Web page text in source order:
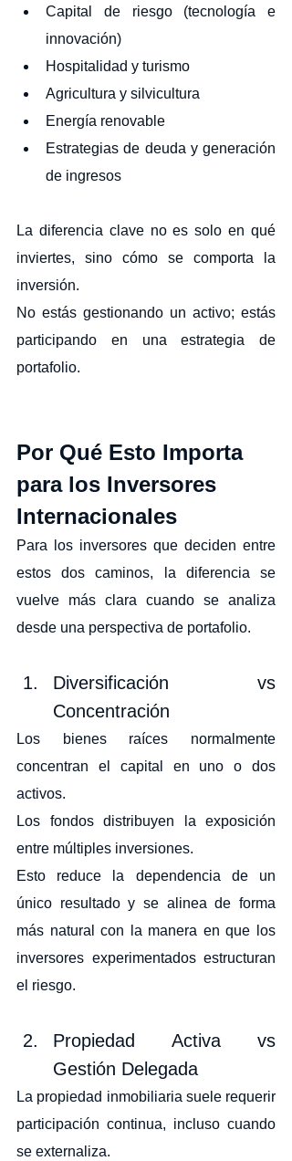
Capital de riesgo (tecnología e
innovación)
Hospitalidad y turismo
Agricultura y silvicultura
Energía renovable
Estrategias de deuda y generación
de ingresos
La diferencia clave no es solo en qué
inviertes, sino cómo se comporta la
inversión.
No estás gestionando un activo; estás
participando en una estrategia de
portafolio.
Por Qué Esto Importa
para los Inversores
Internacionales
Para los inversores que deciden entre
estos dos caminos, la diferencia se
vuelve más clara cuando se analiza
desde una perspectiva de portafolio.
Diversificación vs
Concentración
Los bienes raíces normalmente
concentran el capital en uno o dos
activos.
Los fondos distribuyen la exposición
entre múltiples inversiones.
Esto reduce la dependencia de un
único resultado y se alinea de forma
más natural con la manera en que los
inversores experimentados estructuran
el riesgo.
Propiedad Activa vs
Gestión Delegada
La propiedad inmobiliaria suele requerir
participación continua, incluso cuando
se externaliza.